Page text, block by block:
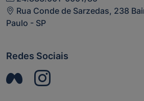
Rua Conde de Sarzedas, 238
Paulo - SP
Redes Sociais